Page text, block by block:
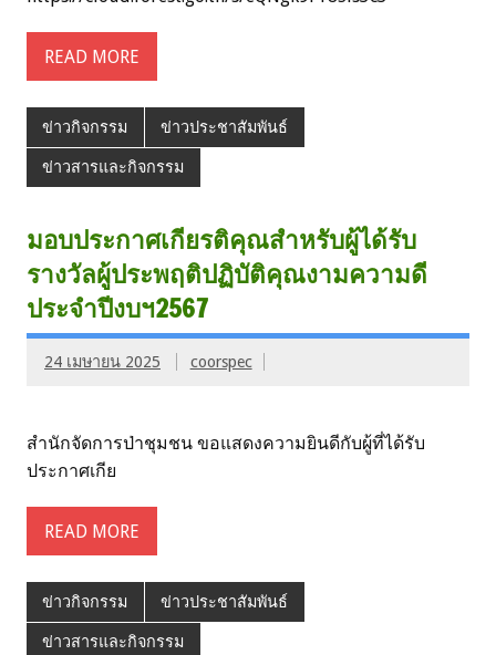
READ MORE
ข่าวกิจกรรม ข่าวประชาสัมพันธ์
ข่าวสารและกิจกรรม
มอบประกาศเกียรติคุณสำหรับผู้ได้รับ
รางวัลผู้ประพฤติปฏิบัติคุณงามความดี
ประจำปีงบฯ2567
24 เมษายน 2025 coorspec
สำนักจัดการป่าชุมชน ขอแสดงความยินดีกับผู้ที่ได้รับ
ประกาศเกีย
READ MORE
ข่าวกิจกรรม ข่าวประชาสัมพันธ์
ข่าวสารและกิจกรรม